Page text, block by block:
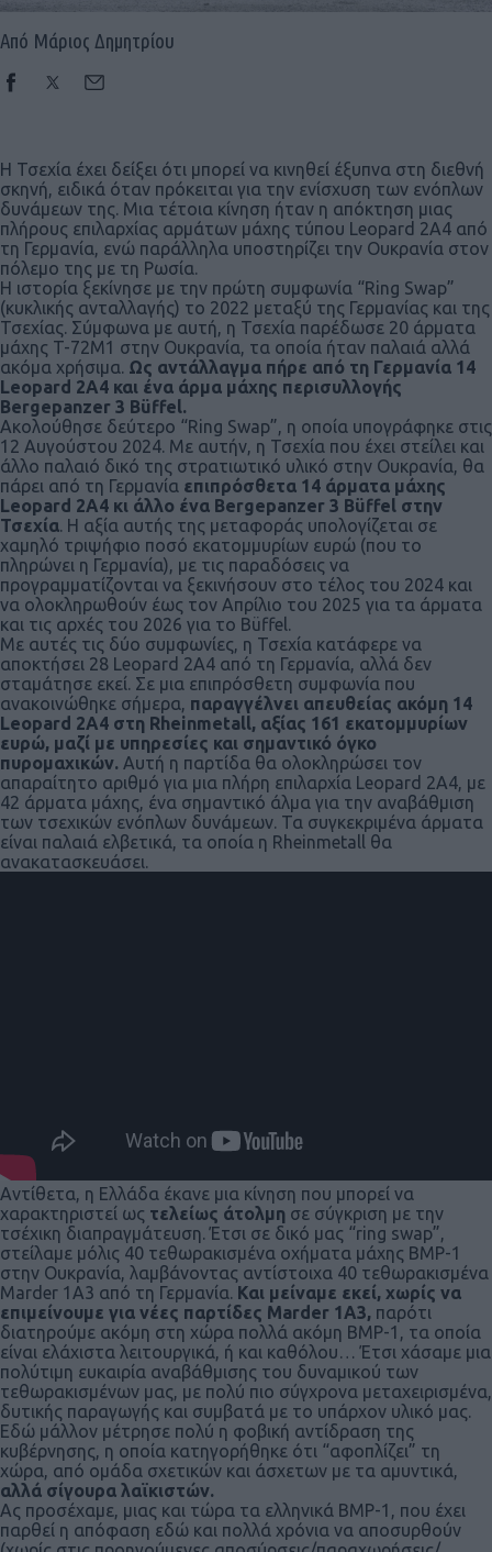
Από Μάριος Δημητρίου
Η Τσεχία έχει δείξει ότι μπορεί να κινηθεί έξυπνα στη διεθνή
σκηνή, ειδικά όταν πρόκειται για την ενίσχυση των ενόπλων
δυνάμεων της. Μια τέτοια κίνηση ήταν η απόκτηση μιας
πλήρους επιλαρχίας αρμάτων μάχης τύπου Leopard 2A4 από
τη Γερμανία, ενώ παράλληλα υποστηρίζει την Ουκρανία στον
πόλεμο της με τη Ρωσία.
Η ιστορία ξεκίνησε με την πρώτη συμφωνία “Ring Swap”
(κυκλικής ανταλλαγής) το 2022 μεταξύ της Γερμανίας και της
Τσεχίας. Σύμφωνα με αυτή, η Τσεχία παρέδωσε 20 άρματα
μάχης T-72M1 στην Ουκρανία, τα οποία ήταν παλαιά αλλά
ακόμα χρήσιμα. Ως αντάλλαγμα πήρε από τη Γερμανία 14
Leopard 2A4 και ένα άρμα μάχης περισυλλογής
Bergepanzer 3 Büffel.
Ακολούθησε δεύτερο “Ring Swap”, η οποία υπογράφηκε στις
12 Αυγούστου 2024. Με αυτήν, η Τσεχία που έχει στείλει και
άλλο παλαιό δικό της στρατιωτικό υλικό στην Ουκρανία, θα
πάρει από τη Γερμανία επιπρόσθετα 14 άρματα μάχης
Leopard 2A4 κι άλλο ένα Bergepanzer 3 Büffel στην
Τσεχία . Η αξία αυτής της μεταφοράς υπολογίζεται σε
χαμηλό τριψήφιο ποσό εκατομμυρίων ευρώ (που το
πληρώνει η Γερμανία), με τις παραδόσεις να
προγραμματίζονται να ξεκινήσουν στο τέλος του 2024 και
να ολοκληρωθούν έως τον Απρίλιο του 2025 για τα άρματα
και τις αρχές του 2026 για το Büffel.
Με αυτές τις δύο συμφωνίες, η Τσεχία κατάφερε να
αποκτήσει 28 Leopard 2A4 από τη Γερμανία, αλλά δεν
σταμάτησε εκεί. Σε μια επιπρόσθετη συμφωνία που
ανακοινώθηκε σήμερα, παραγγέλνει απευθείας ακόμη 14
Leopard 2A4 στη Rheinmetall, αξίας 161 εκατομμυρίων
ευρώ, μαζί με υπηρεσίες και σημαντικό όγκο
πυρομαχικών. Αυτή η παρτίδα θα ολοκληρώσει τον
απαραίτητο αριθμό για μια πλήρη επιλαρχία Leopard 2A4, με
42 άρματα μάχης, ένα σημαντικό άλμα για την αναβάθμιση
των τσεχικών ενόπλων δυνάμεων. Τα συγκεκριμένα άρματα
είναι παλαιά ελβετικά, τα οποία η Rheinmetall θα
ανακατασκευάσει.
Αντίθετα, η Ελλάδα έκανε μια κίνηση που μπορεί να
χαρακτηριστεί ως τελείως άτολμη σε σύγκριση με την
τσέχικη διαπραγμάτευση. Έτσι σε δικό μας “ring swap”,
στείλαμε μόλις 40 τεθωρακισμένα οχήματα μάχης BMP-1
στην Ουκρανία, λαμβάνοντας αντίστοιχα 40 τεθωρακισμένα
Marder 1A3 από τη Γερμανία. Και μείναμε εκεί, χωρίς να
επιμείνουμε για νέες παρτίδες Marder 1A3, παρότι
διατηρούμε ακόμη στη χώρα πολλά ακόμη BMP-1, τα οποία
είναι ελάχιστα λειτουργικά, ή και καθόλου… Έτσι χάσαμε μια
πολύτιμη ευκαιρία αναβάθμισης του δυναμικού των
τεθωρακισμένων μας, με πολύ πιο σύγχρονα μεταχειρισμένα,
δυτικής παραγωγής και συμβατά με το υπάρχον υλικό μας.
Εδώ μάλλον μέτρησε πολύ η φοβική αντίδραση της
κυβέρνησης, η οποία κατηγορήθηκε ότι “αφοπλίζει” τη
χώρα, από ομάδα σχετικών και άσχετων με τα αμυντικά,
αλλά σίγουρα λαϊκιστών.
Ας προσέχαμε, μιας και τώρα τα ελληνικά BMP-1, που έχει
παρθεί η απόφαση εδώ και πολλά χρόνια να αποσυρθούν